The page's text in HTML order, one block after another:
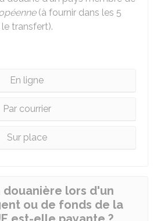
(à fournir dans les 5
transfert).
En ligne
Par courrier
Sur place
lors d'un
ou de fonds de la